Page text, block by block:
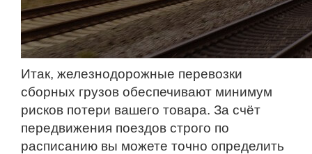
Итак, железнодорожные перевозки
сборных грузов обеспечивают минимум
рисков потери вашего товара. За счёт
передвижения поездов строго по
расписанию вы можете точно определить